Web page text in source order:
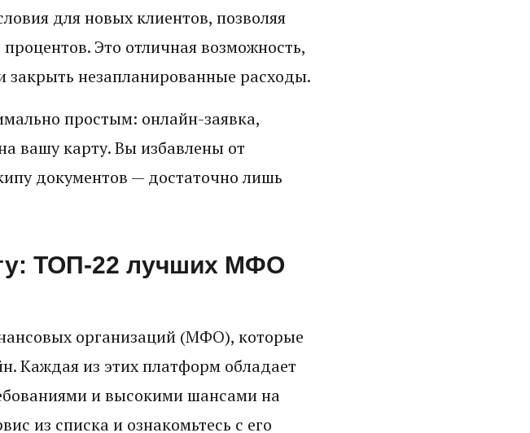
для новых клиентов, позволяя
Это отличная возможность,
закрыть незапланированные расходы.
простым: онлайн-заявка,
вашу карту. Вы избавлены от
документов — достаточно лишь
ТОП-22 лучших МФО
организаций (МФО), которые
Каждая из этих платформ обладает
и высокими шансами на
из списка и ознакомьтесь с его